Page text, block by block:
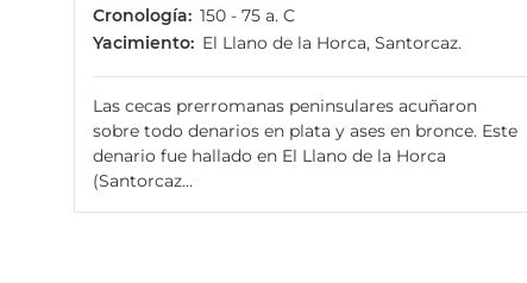
Cronología
150 - 75 a. C
Yacimiento
El Llano de la Horca, Santorcaz.
Las cecas prerromanas peninsulares acuñaron
sobre todo denarios en plata y ases en bronce. Este
denario fue hallado en El Llano de la Horca
(Santorcaz...